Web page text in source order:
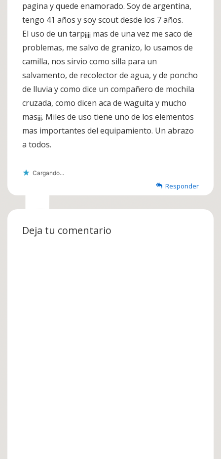
pagina y quede enamorado. Soy de argentina,
tengo 41 años y soy scout desde los 7 años.
El uso de un tarp¡¡¡¡ mas de una vez me saco de
problemas, me salvo de granizo, lo usamos de
camilla, nos sirvio como silla para un
salvamento, de recolector de agua, y de poncho
de lluvia y como dice un compañero de mochila
cruzada, como dicen aca de waguita y mucho
mas¡¡¡. Miles de uso tiene uno de los elementos
mas importantes del equipamiento. Un abrazo
a todos.
Cargando...
Responder
Deja tu comentario